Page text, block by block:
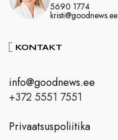
5690 1774
kristi@goodnews.ee
KONTAKT
info@goodnews.ee
+372 5551 7551
Privaatsuspoliitika